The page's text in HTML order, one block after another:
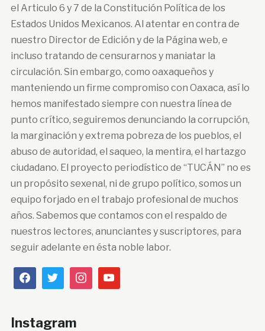
el Articulo 6 y 7 de la Constitución Política de los
Estados Unidos Mexicanos. Al atentar en contra de
nuestro Director de Edición y de la Página web, e
incluso tratando de censurarnos y maniatar la
circulación. Sin embargo, como oaxaqueños y
manteniendo un firme compromiso con Oaxaca, así lo
hemos manifestado siempre con nuestra línea de
punto crítico, seguiremos denunciando la corrupción,
la marginación y extrema pobreza de los pueblos, el
abuso de autoridad, el saqueo, la mentira, el hartazgo
ciudadano. El proyecto periodístico de “TUCÁN” no es
un propósito sexenal, ni de grupo político, somos un
equipo forjado en el trabajo profesional de muchos
años. Sabemos que contamos con el respaldo de
nuestros lectores, anunciantes y suscriptores, para
seguir adelante en ésta noble labor.
Instagram